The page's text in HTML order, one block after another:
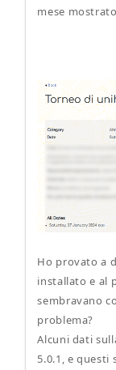
mese
Ho provato a
installato e al
sembravano
problema?
Alcuni dati
5.0.1, e questi